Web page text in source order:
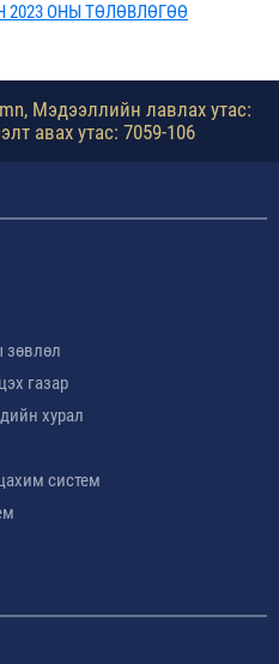
ОНЫ ТӨЛӨВЛӨГӨӨ
Мэдээллийн лавлах утас:
авах утас: 7059-106
зөвлөл
газар
хурал
систем